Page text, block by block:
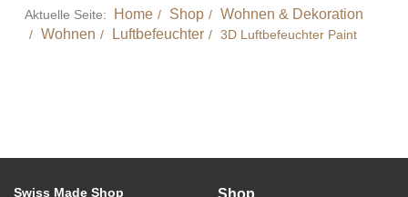
Aktuelle Seite: Home Shop
Wohnen & Dekoration
Wohnen
Luftbefeuchter 3D Luftbefeuchter Paint
Swiss Made Shop
Shop